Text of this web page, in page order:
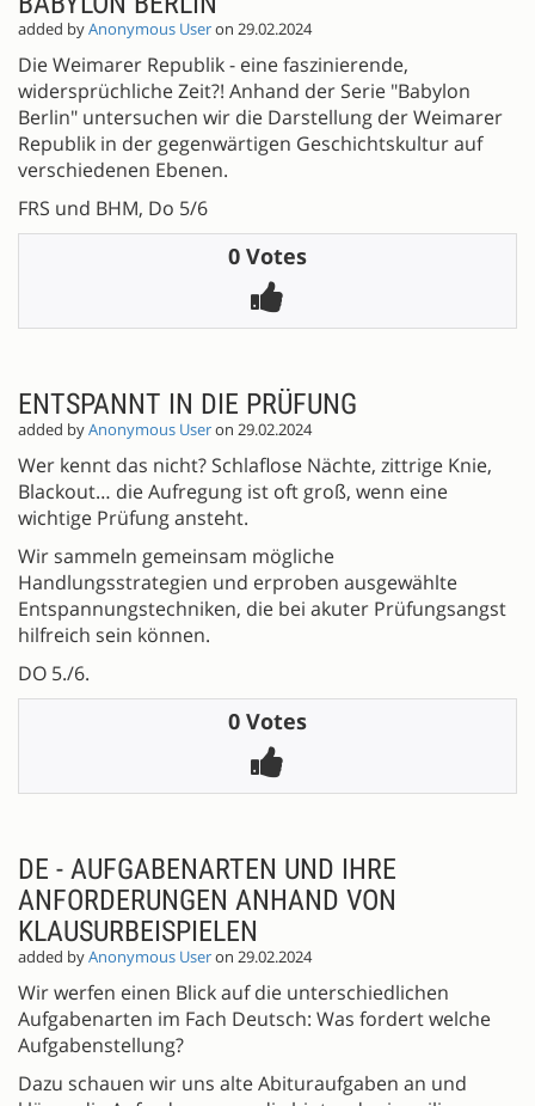
added byAnonymous Useron 29.02.2024
Die Weimarer Republik - eine faszinierende,
widersprüchliche Zeit?! Anhand der Serie "Babylon
Berlin" untersuchen wir die Darstellung der Weimarer
Republik in der gegenwärtigen Geschichtskultur auf
verschiedenen Ebenen.
FRS und BHM, Do 5/6
0 Votes
ENTSPANNT IN DIE PRÜFUNG
added byAnonymous Useron 29.02.2024
Wer kennt das nicht? Schlaflose Nächte, zittrige Knie,
Blackout… die Aufregung ist oft groß, wenn eine
wichtige Prüfung ansteht.
Wir sammeln gemeinsam mögliche
Handlungsstrategien und erproben ausgewählte
Entspannungstechniken, die bei akuter Prüfungsangst
hilfreich sein können.
DO 5./6.
0 Votes
DE - AUFGABENARTEN UND IHRE
ANFORDERUNGEN ANHAND VON
KLAUSURBEISPIELEN
added byAnonymous Useron 29.02.2024
Wir werfen einen Blick auf die unterschiedlichen
Aufgabenarten im Fach Deutsch: Was fordert welche
Aufgabenstellung?
Dazu schauen wir uns alte Abituraufgaben an und